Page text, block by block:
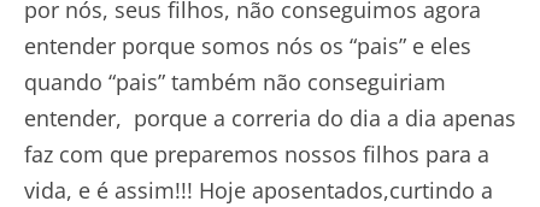
por nós, seus filhos, não conseguimos agora
entender porque somos nós os “pais” e eles
quando “pais” também não conseguiriam
entender, porque a correria do dia a dia apenas
faz com que preparemos nossos filhos para a
vida, e é assim!!! Hoje aposentados,curtindo a